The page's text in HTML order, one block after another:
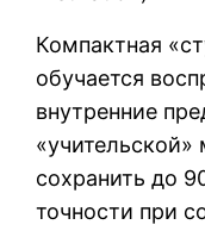
Компактная
обучается
внутренние
сохранить до
точности при